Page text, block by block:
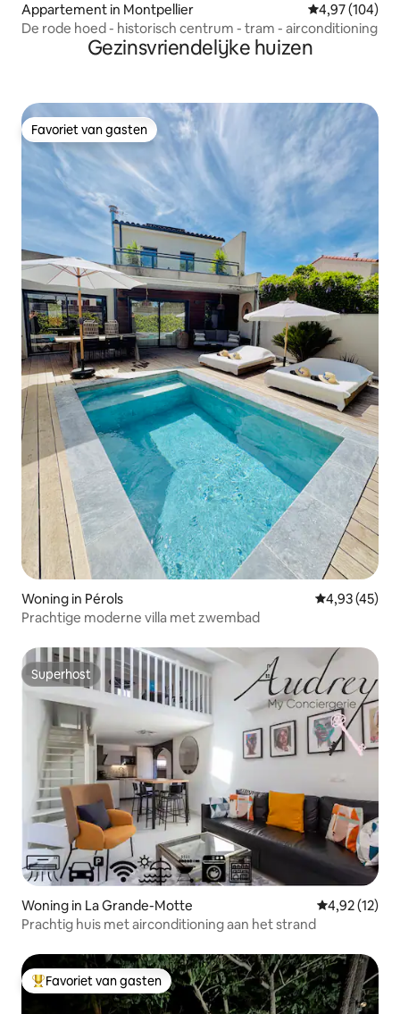
Appartement in Montpellier Gemiddelde
4,97 (104)
De rode hoed - historisch centrum - tram - airconditioning
Gezinsvriendelijke huizen
Favoriet van gasten
Favoriet van gasten
Woning in Pérols Gemiddelde
4,93 (45)
Prachtige moderne villa met zwembad
Superhost
Superhost
Woning in La Grande-Motte Gemiddelde
4,92 (12)
Prachtig huis met airconditioning aan het strand
Topfavoriet van gasten
Favoriet van gasten